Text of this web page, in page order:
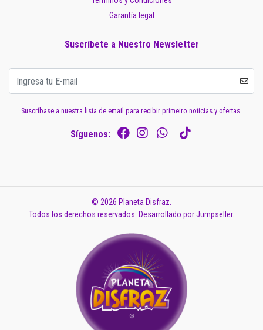
Garantía legal
Suscríbete a Nuestro Newsletter
Suscríbase a nuestra lista de email para recibir primeiro noticias y ofertas.
Síguenos:
© 2026 Planeta Disfraz.
Todos los derechos reservados. Desarrollado por Jumpseller.